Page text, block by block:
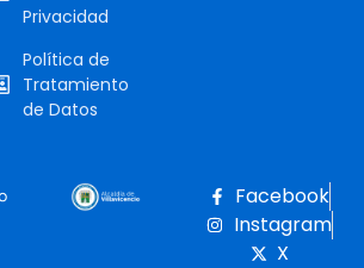
Privacidad
Política de
Tratamiento
de Datos
Facebook
Instagram
X